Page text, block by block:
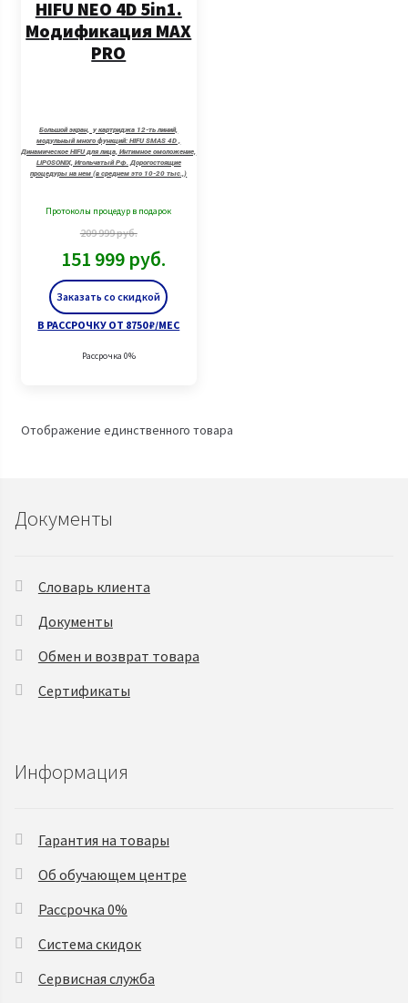
Заказать со скидкой
HIFU NEO 4D 5in1.
Модификация MAX
PRO
Большой экран, у картриджа 12-ть линий,
модульный много функций: HIFU SMAS 4D ,
Динамическое HIFU для лица, Интимное омоложение,
LIPOSONIX, Игольчатый РФ. Дорогостоящие
процедуры на нем (в среднем это 10-20 тыс.,)
Протоколы процедур в подарок
209 999руб.
151 999 руб.
В РАССРОЧКУ ОТ 8750 ₽/МЕС
Рассрочка 0%
Отображение единственного товара
Документы
Словарь клиента
Документы
Обмен и возврат товара
Сертификаты
Информация
Гарантия на товары
Об обучающем центре
Рассрочка 0%
Система скидок
Сервисная служба